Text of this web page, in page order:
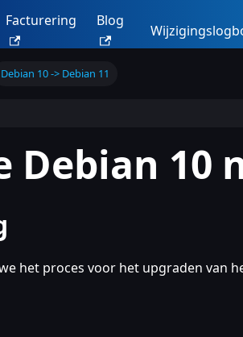
Facturering Blog
Debian 10 -> Debian 11
Debian 10
het proces voor het upgraden van